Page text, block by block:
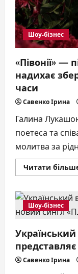
Шоу-бізнес
«Півонії» —
надихає
часи
Савенко Ірина
Галина
поетеса та
молитва за
Читати
Шоу-бізнес
Український
Савенко Ірина